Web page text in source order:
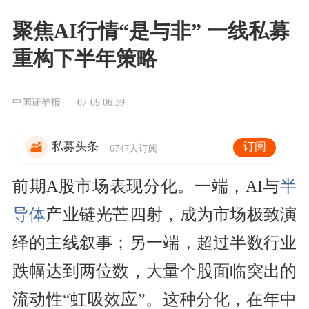
聚焦AI行情“是与非” 一线私募
重构下半年策略
中国证券报 07-09 06:39
私募头条 6747人订阅 订阅
前期A股市场表现分化。一端，AI与半
导体产业链光芒四射，成为市场极致演
绎的主线叙事；另一端，超过半数行业
跌幅达到两位数，大量个股面临突出的
流动性“虹吸效应”。这种分化，在年中